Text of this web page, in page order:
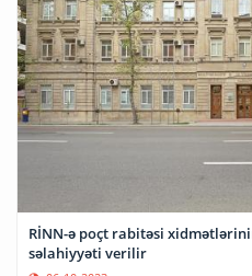
RİNN-ə poçt rabitəsi
səlahiyyəti verilir